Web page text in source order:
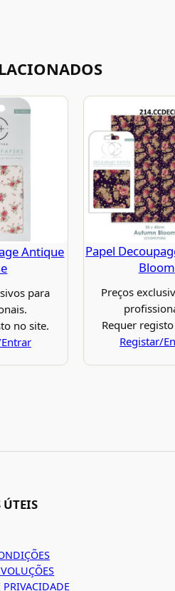
Antique
para
no site.
Papel
Bloom
Preços
Requer
Registar/
ÚTEIS